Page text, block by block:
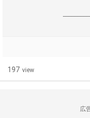
197 view
広